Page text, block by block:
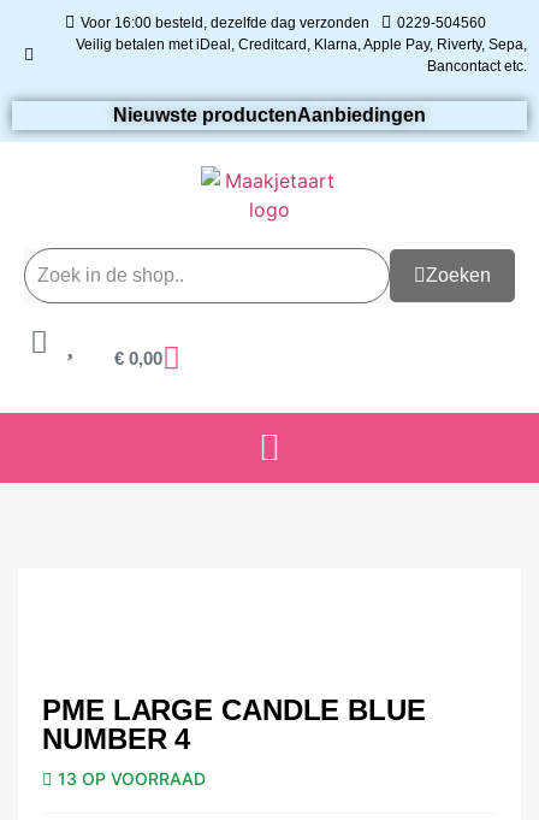
Voor 16:00 besteld, dezelfde dag verzonden
0229-504560
Veilig betalen met iDeal, Creditcard, Klarna, Apple Pay, Riverty, Sepa,
Bancontact etc.
Nieuwste productenAanbiedingen
Zoeken
€ 0,00
PME LARGE CANDLE BLUE
NUMBER 4
13 OP VOORRAAD